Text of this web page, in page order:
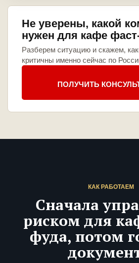
Не уверены, какой
нужен для кафе
Разберем ситуацию и скажем,
критичны именно сейчас по
ПОЛУЧИТЬ
КАК РАБОТАЕМ
Сначала
риском для
фуда, потом